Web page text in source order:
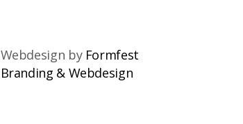
Webdesign by Formfest
Branding & Webdesign